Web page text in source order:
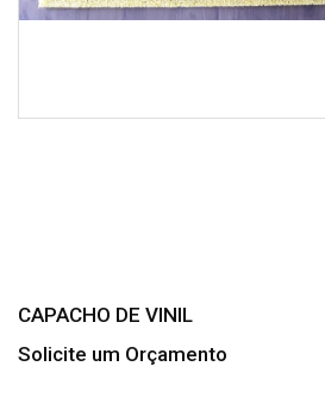
CAPACHO DE VINIL
Solicite um Orçamento